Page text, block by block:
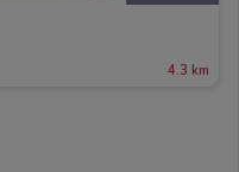
4.3 km